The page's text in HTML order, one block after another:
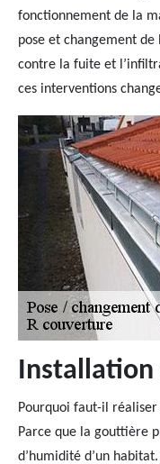
fonctionnement de la
pose et changement
contre la fuite et
ces interventions
Installation
Pourquoi faut-il
Parce que la gouttière
d’humidité d’un